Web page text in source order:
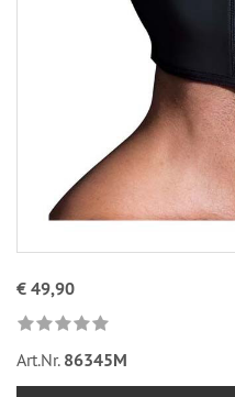
€ 49,90
Art.Nr. 86345M